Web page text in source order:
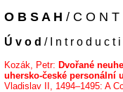
O B S A H / C O N T
Ú v o d / I n t r o d u c t i
Kozák, Petr: Dvořané
uhersko-české personální
Vladislav II, 1494–1495: A